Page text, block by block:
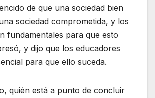
de que una sociedad bien
sociedad comprometida, y los
fundamentales para que esto
y dijo que los educadores
para que ello suceda.
quién está a punto de concluir